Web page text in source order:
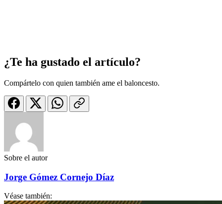
¿Te ha gustado el artículo?
Compártelo con quien también ame el baloncesto.
Sobre el autor
Jorge Gómez Cornejo Díaz
Véase también: